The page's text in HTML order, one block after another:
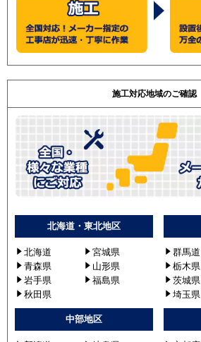
施工対応地域のご確認
北海道・東北地区
北海道
宮城県
青森県
山形県
岩手県
福島県
秋田県
群馬道
栃木県
茨城県
埼玉県
中部地区